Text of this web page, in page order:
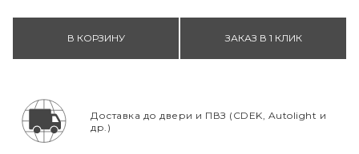
В КОРЗИНУ ЗАКАЗ В 1 КЛИК
Доставка до двери и ПВЗ (CDEK, Autolight и
др.)